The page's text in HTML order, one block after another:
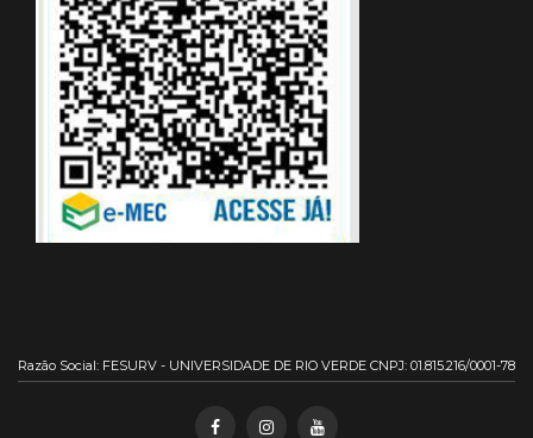
Razão Social: FESURV - UNIVERSIDADE DE RIO VERDE CNPJ: 01.815.216/0001-78